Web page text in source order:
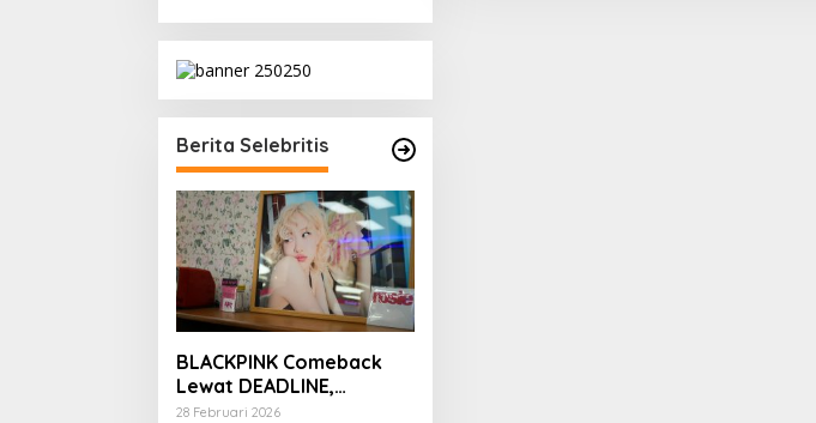
Berita Selebritis
BLACKPINK Comeback
Lewat DEADLINE,
YouTube Tembus 100
28 Februari 2026